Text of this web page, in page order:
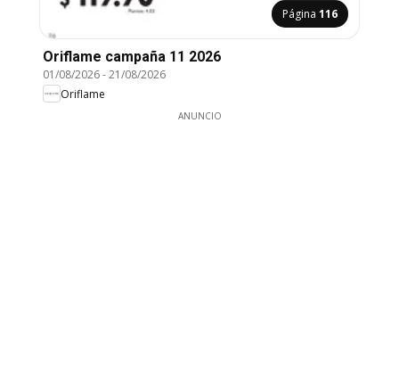
Página 116
Oriflame campaña 11 2026
01/08/2026-21/08/2026
Oriflame
ANUNCIO